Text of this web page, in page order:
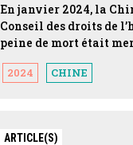
En janvier 2024, la
Conseil des droits de
peine de mort était
2024 CHINE
ARTICLE(S)